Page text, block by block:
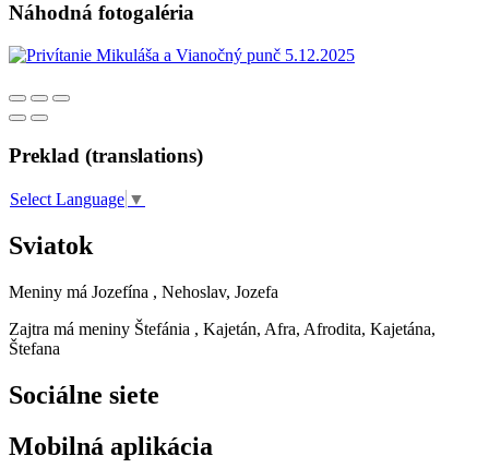
Náhodná fotogaléria
Preklad (translations)
Select Language ▼
Sviatok
Meniny má Jozefína , Nehoslav, Jozefa
Zajtra má meniny Štefánia , Kajetán, Afra, Afrodita, Kajetána,
Štefana
Sociálne siete
Mobilná aplikácia